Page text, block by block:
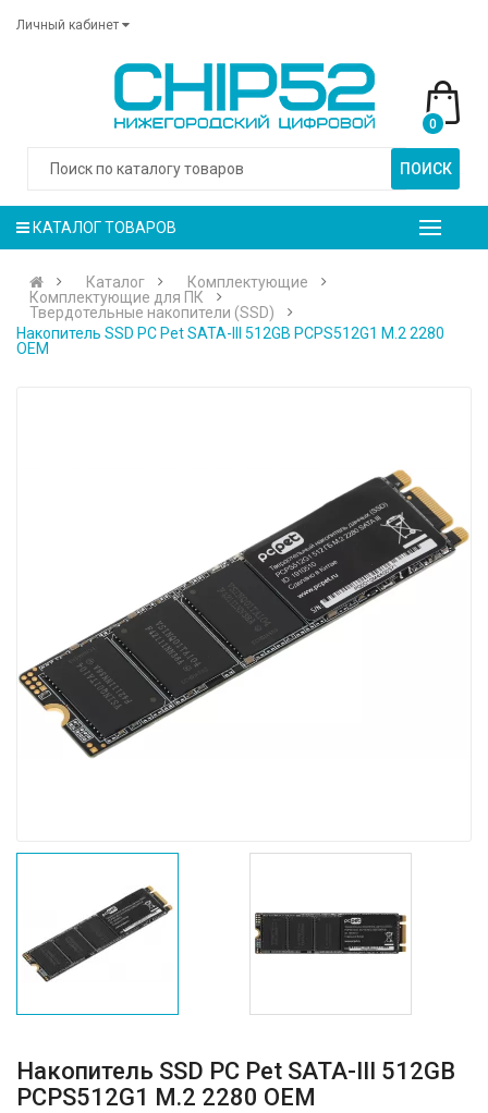
Личный кабинет
ПОИСК
0
КАТАЛОГ ТОВАРОВ
Каталог
Комплектующие
Комплектующие для ПК
Твердотельные накопители (SSD)
Накопитель SSD PC Pet SATA-III 512GB PCPS512G1 M.2 2280
OEM
Накопитель SSD PC Pet SATA-III 512GB
PCPS512G1 M.2 2280 OEM